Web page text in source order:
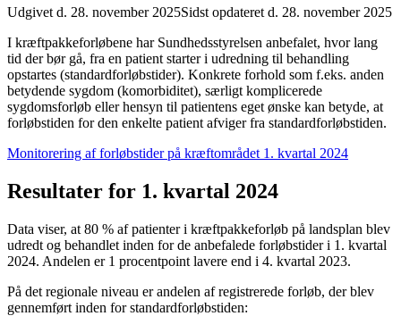
Udgivet d. 28. november 2025Sidst opdateret d. 28. november 2025
I kræftpakkeforløbene har Sundhedsstyrelsen anbefalet, hvor lang
tid der bør gå, fra en patient starter i udredning til behandling
opstartes (standardforløbstider). Konkrete forhold som f.eks. anden
betydende sygdom (komorbiditet), særligt komplicerede
sygdomsforløb eller hensyn til patientens eget ønske kan betyde, at
forløbstiden for den enkelte patient afviger fra standardforløbstiden.
Monitorering af forløbstider på kræftområdet 1. kvartal 2024
Resultater for 1. kvartal 2024
Data viser, at 80 % af patienter i kræftpakkeforløb på landsplan blev
udredt og behandlet inden for de anbefalede forløbstider i 1. kvartal
2024. Andelen er 1 procentpoint lavere end i 4. kvartal 2023.
På det regionale niveau er andelen af registrerede forløb, der blev
gennemført inden for standardforløbstiden: